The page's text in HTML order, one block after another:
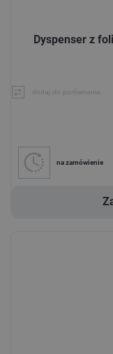
Dyspenser z
dodaj do porównania
na zamówienie